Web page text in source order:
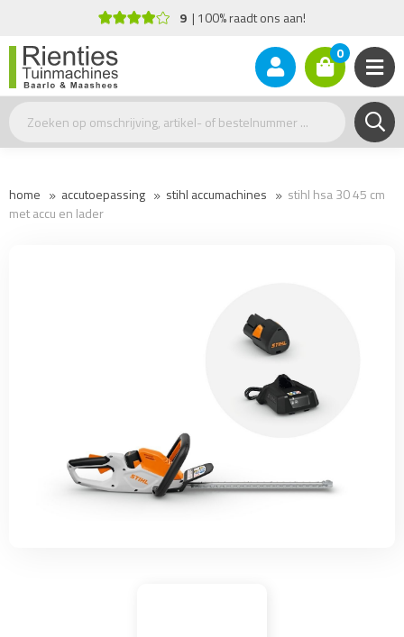
100% raadt ons aan!
0
home accutoepassing stihl accumachines
stihl hsa 30 45 cm
met accu en lader